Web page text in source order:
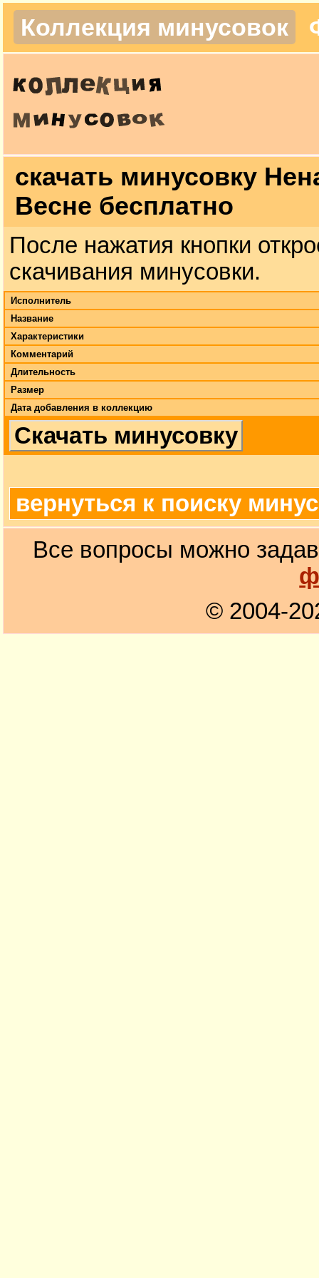
Коллекция минусовок
скачать минусовку
Весне бесплатно
После нажатия кнопки
скачивания минусовки.
Исполнитель
Название
Характеристики
Комментарий
Длительность
Размер
Дата добавления в коллекцию
Скачать минусовку
вернуться к поиску
Все вопросы можно
© 2004-